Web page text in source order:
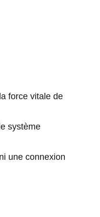
force vitale de
système
connexion